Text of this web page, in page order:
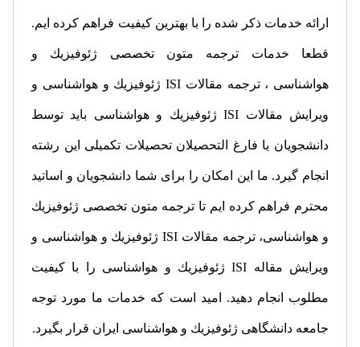
ارائه خدمات ذكر شده را با بهترین كیفیت فراهم كرده ایم.
قطعا خدمات ترجمه متون تخصصی ژئوفیزیك و
هواشناسی ، ترجمه مقالات ISI ژئوفیزیك و هواشناسی و
ویرایش مقالات ISI ژئوفیزیك و هواشناسی باید توسط
دانشجویان یا فارغ التحصیلان تحصیلات تكمیلی این رشته
انجام گیرد. ما این امكان را برای شما دانشجویان و اساتید
محترم فراهم كرده ایم تا ترجمه متون تخصصی ژئوفیزیك
و هواشناسی، ترجمه مقالات ISI ژئوفیزیك و هواشناسی و
ویرایش مقاله ISIژئوفیزیك و هواشناسی را با كیفیت
مطلوب انجام دهید. امید است كه خدمات ما مورد توجه
جامعه دانشگاهی ژئوفیزیك و هواشناسی ایران قرار بگیرد.